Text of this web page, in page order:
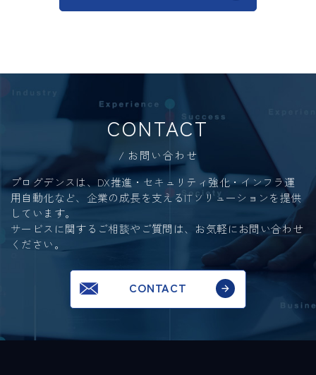
CONTACT
お問い合わせ
プログデンスは、DX推進・セキュリティ強化・インフラ運
用自動化など、 企業の成長を支えるITソリューションを提供
しています。
サービスに関するご相談やご質問は、お気軽にお問い合わせ
ください。
CONTACT